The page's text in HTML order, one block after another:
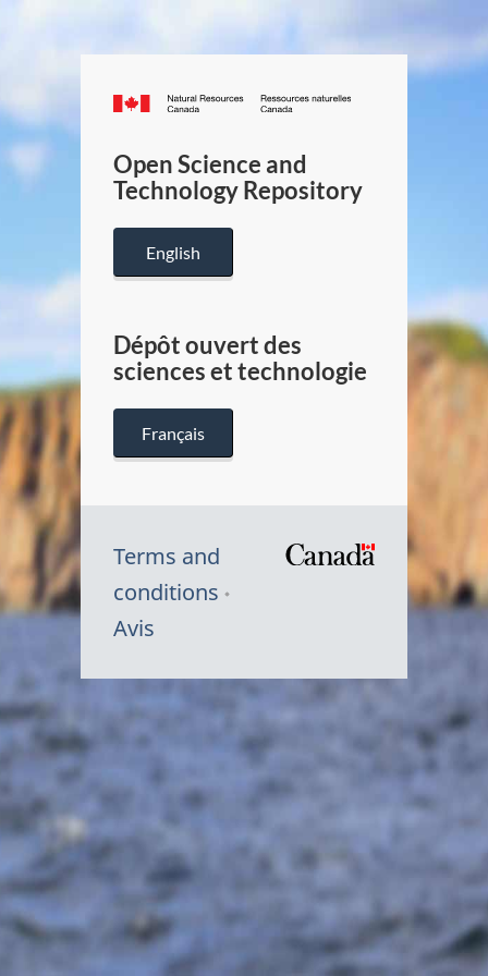
Canada.ca
/
Canada
Open Science and
Technology Repository
English
Dépôt ouvert des
sciences et technologie
Français
Terms and
conditions
Avis
Symbole
Canada